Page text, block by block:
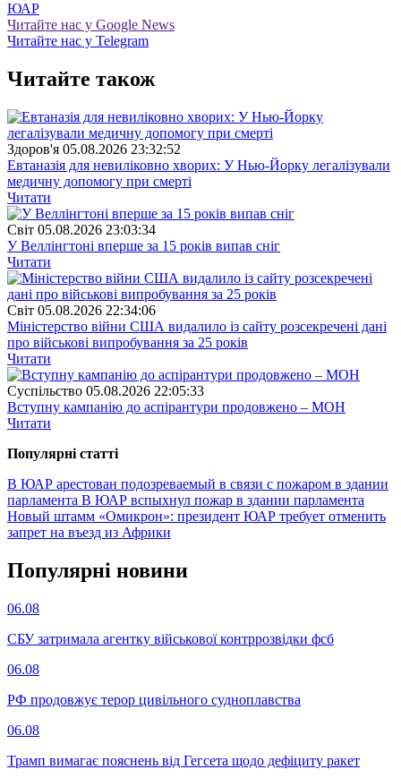
ЮАР
Читайте нас у Google News
Читайте нас у Telegram
Читайте також
Здоров'я 05.08.2026 23:32:52
Евтаназія для невиліковно хворих: У Нью-Йорку легалізували
медичну допомогу при смерті
Читати
Свiт 05.08.2026 23:03:34
У Веллінгтоні вперше за 15 років випав сніг
Читати
Свiт 05.08.2026 22:34:06
Міністерство війни США видалило із сайту розсекречені дані
про військові випробування за 25 років
Читати
Суспiльство 05.08.2026 22:05:33
Вступну кампанію до аспірантури продовжено – МОН
Читати
Популярнi статтi
В ЮАР арестован подозреваемый в связи с пожаром в здании
парламента В ЮАР вспыхнул пожар в здании парламента
Новый штамм «Омикрон»: президент ЮАР требует отменить
запрет на въезд из Африки
Популярнi новини
06.08
СБУ затримала агентку військової контррозвідки фсб
06.08
РФ продовжує терор цивільного судноплавства
06.08
Трамп вимагає пояснень від Гегсета щодо дефіциту ракет